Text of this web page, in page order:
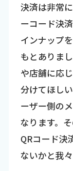
決済は非常
ーコード決
インナップ
もとありま
や店舗に応
分けてほし
ーザー側の
なります。
QRコード決
ないかと我